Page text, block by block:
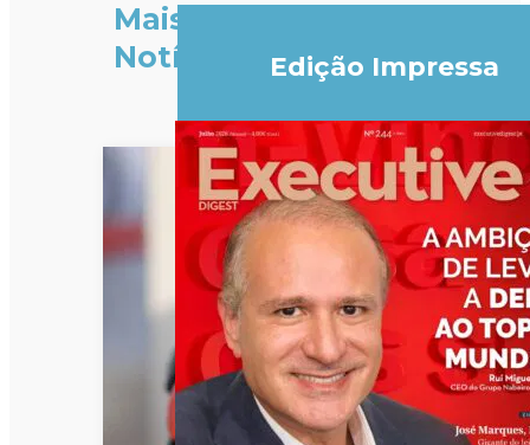
Mais
Notícias
Edição Impressa